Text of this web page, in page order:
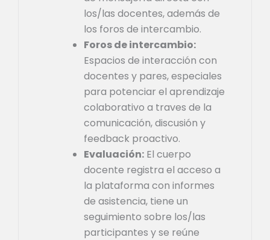
los/las docentes, además de
los foros de intercambio.
Foros de intercambio:
Espacios de interacción con
docentes y pares, especiales
para potenciar el aprendizaje
colaborativo a traves de la
comunicación, discusión y
feedback proactivo.
Evaluación: El cuerpo
docente registra el acceso a
la plataforma con informes
de asistencia, tiene un
seguimiento sobre los/las
participantes y se reúne